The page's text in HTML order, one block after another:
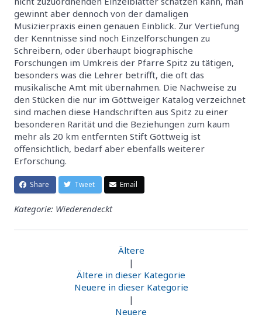
gewinnt aber dennoch von der damaligen
Musizierpraxis einen genauen Einblick. Zur Vertiefung
der Kenntnisse sind noch Einzelforschungen zu
Schreibern, oder überhaupt biographische
Forschungen im Umkreis der Pfarre Spitz zu tätigen,
besonders was die Lehrer betrifft, die oft das
musikalische Amt mit übernahmen. Die Nachweise zu
den Stücken die nur im Göttweiger Katalog verzeichnet
sind machen diese Handschriften aus Spitz zu einer
besonderen Rarität und die Beziehungen zum kaum
mehr als 20 km entfernten Stift Göttweig ist
offensichtlich, bedarf aber ebenfalls weiterer
Erforschung.
Share Tweet Email
Kategorie: Wiederendeckt
Ältere
|
Ältere in dieser Kategorie
Neuere in dieser Kategorie
|
Neuere